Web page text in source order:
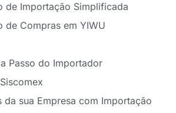
de Importação Simplificada
de Compras em YIWU
Passo do Importador
da sua Empresa com Importação